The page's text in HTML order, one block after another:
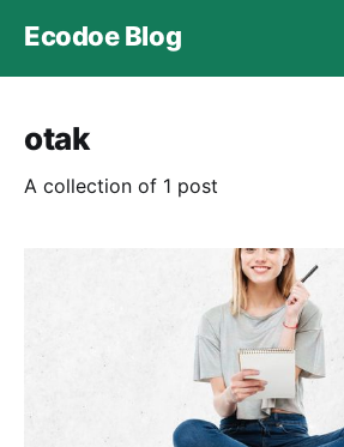
Ecodoe Blog
otak
A collection of 1 post